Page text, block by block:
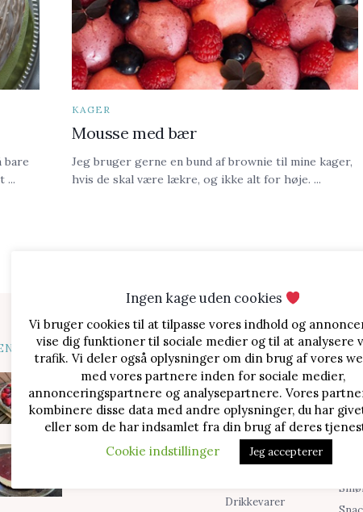
bare
...
KAGER
Mousse med bær
Jeg bruger gerne en bund af brownie til mine kager,
hvis de skal være lækre, og ikke alt for høje. ...
OPSKRIFTER
Jordbærtærte med
mascarponecreme
Klassisk cheesecake
SØG I KATEGORIER
Alle Opskrifter
Blog
Brød & Boller
Cookies &
Småkager
Drikkevarer
Is
Jul
Ingen kage uden cookies
Vi bruger cookies til at tilpasse vores indhold og
vise dig funktioner til sociale medier og til at analysere
trafik. Vi deler også oplysninger om din brug af vores
med vores partnere inden for sociale medier,
annonceringspartnere og analysepartnere. Vores
kombinere disse data med andre oplysninger, du har
eller som de har indsamlet fra din brug af deres
Cookie indstillinger
Jeg accepterer